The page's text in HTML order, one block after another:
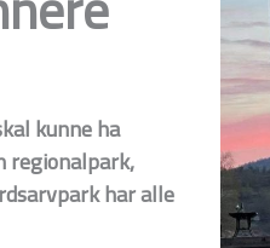
kunne ha
regionalpark,
har alle